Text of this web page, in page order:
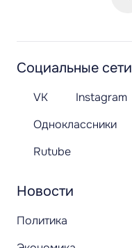
Новости
Политика
Социальные сети
VK Instagram
Одноклассники
Rutube